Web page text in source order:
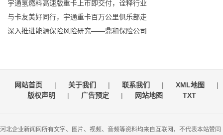
宇通氢燃料高速版重卡上市即交付，诠释行业
与卡友美好同行，宇通重卡百万公里俱乐部走
深入推进能源保险风险研究——鼎和保险公司
网站首页 | 关于我们 | 联系我们 | XML地图
|
版权声明
| 广告预定 | 网站地图 TXT
河北企业新闻网所有文字、图片、视频、音频等资料均来自互联网，不代表本站赞同